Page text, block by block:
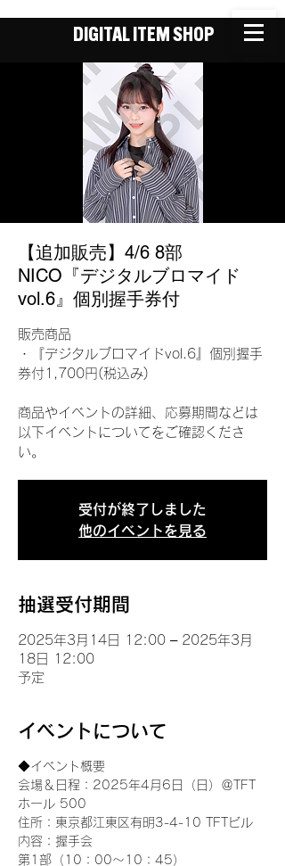
DIGITAL ITEM SHOP
【追加販売】4/6 8部
NICO『デジタルブロマイド
vol.6』個別握手券付
販売商品
・『デジタルブロマイドvol.6』個別握手
券付1,700円(税込み)
商品やイベントの詳細、応募期間などは
以下イベントについてをご確認くださ
い。
受付が終了しました
他のイベントを見る
抽選受付期間
2025年3月14日 12:00 – 2025年3月
18日 12:00
予定
イベントについて
◆イベント概要
会場＆日程：2025年4月6日（日）＠TFT
ホール 500
住所：東京都江東区有明3-4-10 TFTビル
内容：握手会
第1部（10：00～10：45）